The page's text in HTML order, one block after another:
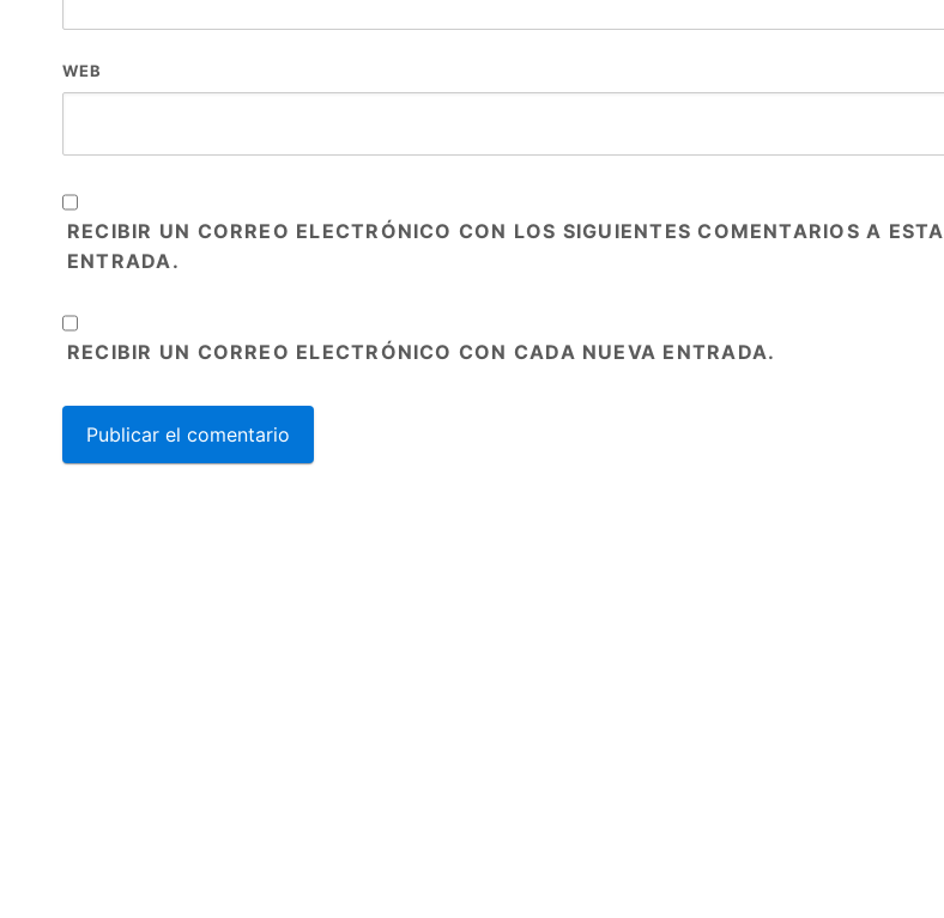
WEB
RECIBIR UN CORREO ELECTRÓNICO CON LOS SIGUIENTES COMENTARIOS A ESTA
ENTRADA.
RECIBIR UN CORREO ELECTRÓNICO CON CADA NUEVA ENTRADA.